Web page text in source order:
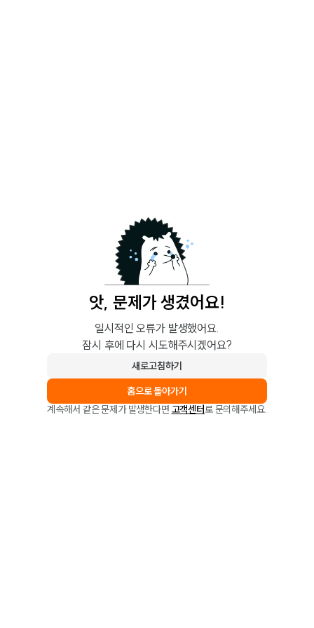
앗, 문제가 생겼어요!
일시적인 오류가 발생했어요.
잠시 후에 다시 시도해주시겠어요?
새로고침하기
홈으로 돌아가기
계속해서 같은 문제가 발생한다면 고객센터로 문의해주세요.